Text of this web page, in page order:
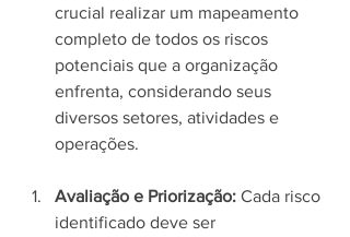
crucial realizar um mapeamento
completo de todos os riscos
potenciais que a organização
enfrenta, considerando seus
diversos setores, atividades e
operações.
Avaliação e Priorização: Cada risco
identificado deve ser